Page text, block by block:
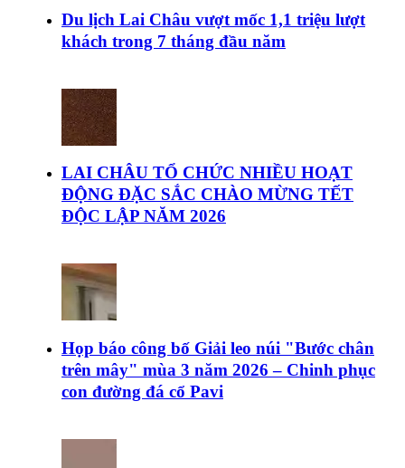
Du lịch Lai Châu vượt mốc 1,1 triệu lượt
khách trong 7 tháng đầu năm
LAI CHÂU TỔ CHỨC NHIỀU HOẠT
ĐỘNG ĐẶC SẮC CHÀO MỪNG TẾT
ĐỘC LẬP NĂM 2026
Họp báo công bố Giải leo núi "Bước chân
trên mây" mùa 3 năm 2026 – Chinh phục
con đường đá cổ Pavi